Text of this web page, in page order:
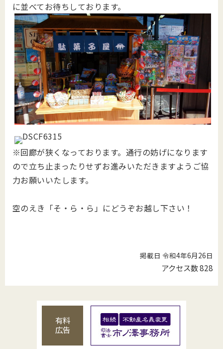
に並べてお待ちしております。
※回廊が狭くなっております。通行の妨げになります
ので立ち止まったりせずお進みいただきますようご協
力お願いいたします。
空のえき「そ・ら・ら」にどうぞお越し下さい！
掲載日 令和4年6月26日
アクセス数828
有料
広告